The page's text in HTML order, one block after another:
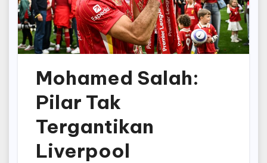
Mohamed Salah:
Pilar Tak
Tergantikan
Liverpool